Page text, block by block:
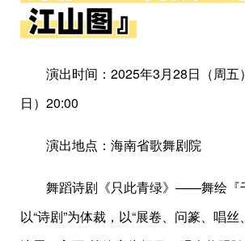
演出时间：2025年3月28日（周五
日）20:00
演出地点：海南省歌舞剧院
舞蹈诗剧《只此青绿》——舞绘『
以“诗剧”为体裁，以“展卷、问篆、唱丝